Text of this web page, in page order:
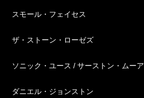
スモール・フェイセス
ザ・ストーン・ローゼズ
ソニック・ユース / サーストン・ムーア
ダニエル・ジョンストン